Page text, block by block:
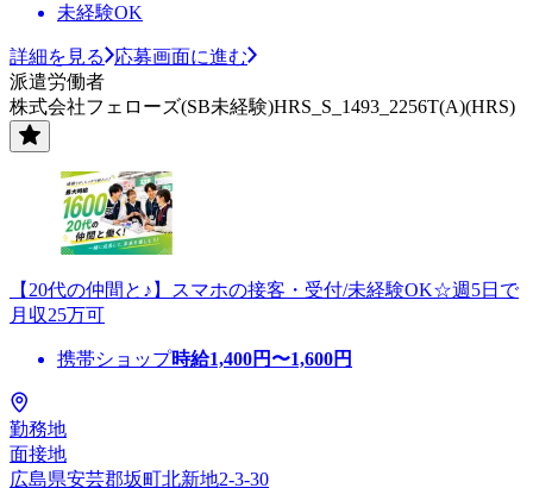
未経験OK
詳細を見る
応募画面に進む
派遣労働者
株式会社フェローズ(SB未経験)HRS_S_1493_2256T(A)(HRS)
【20代の仲間と♪】スマホの接客・受付/未経験OK☆週5日で
月収25万可
携帯ショップ時給1,400円〜1,600円
勤務地
面接地
広島県安芸郡坂町北新地2-3-30